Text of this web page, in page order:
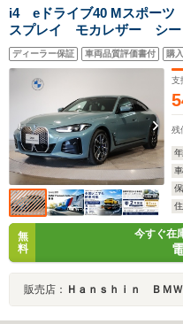
i4 eドライブ40 Mスポー
スプレイ モカレザー シ
電動テールゲート 追従式
ドアップディスプレイ 全
ー LEDヘッドライト ETC
ディーラー保証 車両品質評価書付 購
支
残
無
料
今すぐ在
販売店： Ｈａｎｓｈｉｎ ＢＭＷ ＢＭ